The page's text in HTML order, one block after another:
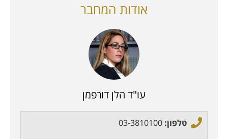
אודות המחבר
עו"ד הלן דורפמן
טלפון: 03-3810100